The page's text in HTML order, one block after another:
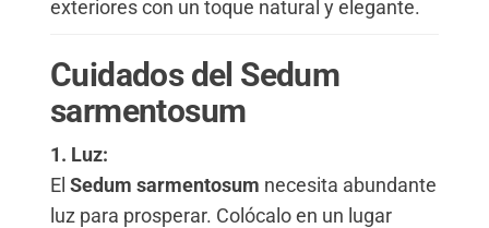
exteriores con un toque natural y elegante.
Cuidados del Sedum
sarmentosum
1. Luz:
El Sedum sarmentosum necesita abundante
luz para prosperar. Colócalo en un lugar